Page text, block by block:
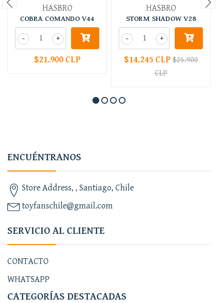
HASBRO
COBRA COMANDO V44
+
-
$21.900 CLP
HASBRO
STORM SHADOW V28
+
-
$14.245 CLP$25.900
CLP
ENCUÉNTRANOS
Store Address, , Santiago, Chile
toyfanschile@gmail.com
SERVICIO AL CLIENTE
CONTACTO
WHATSAPP
CATEGORÍAS DESTACADAS